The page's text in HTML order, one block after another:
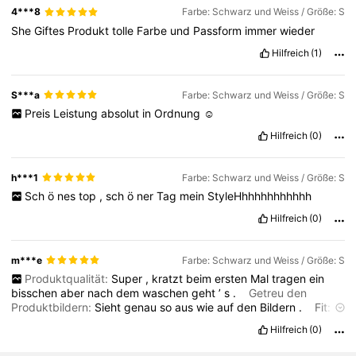
4,84
4***8 Farbe: Schwarz und Weiss / Größe: S
SheGiftes Produkttolle Farbe und Passform immerwieder
Hilfreich (1)
S***a Farbe: Schwarz und Weiss / Größe: S
Preis Leistung absolut in Ordnung ☺️
Hilfreich (0)
h***1 Farbe: Schwarz und Weiss / Größe: S
Sch ö nes top , sch ö ner Tag mein StyleHhhhhhhhhhhh
Hilfreich (0)
m***e Farbe: Schwarz und Weiss / Größe: S
Produktqualität: Super , kratzt beim ersten Mal tragen ein
bisschenaber nachdemwaschengeht’s .
Getreu den
Produktbildern: Siehtgenausoauswieaufden Bildern .
Fit:
Hilfreich (0)